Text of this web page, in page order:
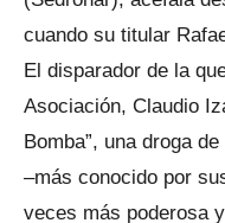
cuando su titular
El disparador de la
Asociación, Claudio
Bomba”, una droga
–más conocido por
veces más poderosa